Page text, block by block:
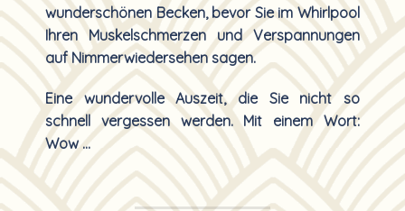
wunderschönen Becken, bevor Sie im Whirlpool
Ihren Muskelschmerzen und Verspannungen
auf Nimmerwiedersehen sagen.
Eine wundervolle Auszeit, die Sie nicht so
schnell vergessen werden. Mit einem Wort:
Wow …